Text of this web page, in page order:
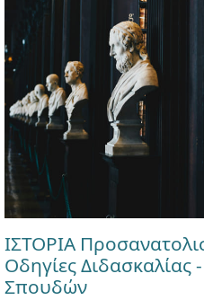
ΙΣΤΟΡΙΑ
Οδηγίες
Σπουδών